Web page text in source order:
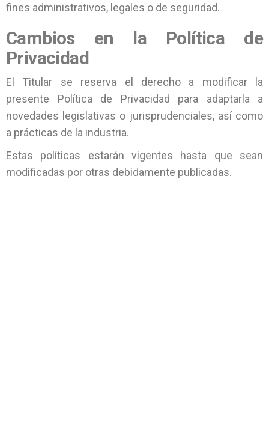
fines administrativos, legales o de seguridad.
Cambios en la Política de
Privacidad
El Titular se reserva el derecho a modificar la
presente Política de Privacidad para adaptarla a
novedades legislativas o jurisprudenciales, así como
a prácticas de la industria.
Estas políticas estarán vigentes hasta que sean
modificadas por otras debidamente publicadas.